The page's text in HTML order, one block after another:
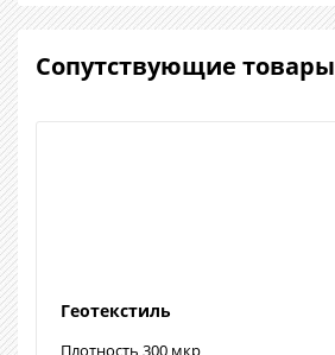
Сопутствующие товары
Геотекстиль
Плотность 300 мкр